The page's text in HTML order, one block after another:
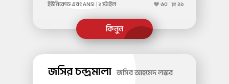
ইউনিকোড এবং ANSI ২ স্টাইল ৬০ ২১
জসির চন্দ্রমালা জসির আহমেদ লস্কর